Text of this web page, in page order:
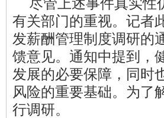
尽管上述事件真实性
有关部门的重视。记者
发薪酬管理制度调研的
馈意见。通知中提到，
发展的必要保障，同时
风险的重要基础。为了
行调研。